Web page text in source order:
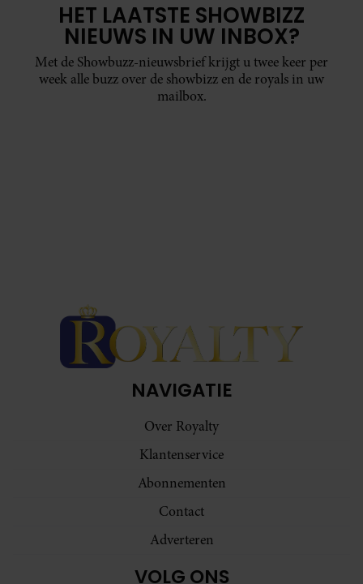
HET LAATSTE SHOWBIZZ
NIEUWS IN UW INBOX?
Met de Showbuzz-nieuwsbrief krijgt u twee keer per
week alle buzz over de showbizz en de royals in uw
mailbox.
NAVIGATIE
Over Royalty
Klantenservice
Abonnementen
Contact
Adverteren
VOLG ONS